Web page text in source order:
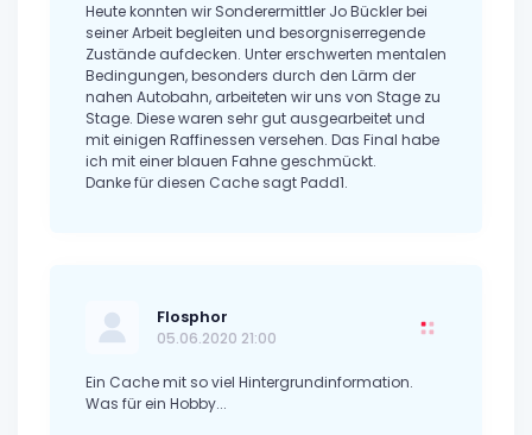
Heute konnten wir Sonderermittler Jo Bückler bei
seiner Arbeit begleiten und besorgniserregende
Zustände aufdecken. Unter erschwerten mentalen
Bedingungen, besonders durch den Lärm der
nahen Autobahn, arbeiteten wir uns von Stage zu
Stage. Diese waren sehr gut ausgearbeitet und
mit einigen Raffinessen versehen. Das Final habe
ich mit einer blauen Fahne geschmückt.
Danke für diesen Cache sagt Padd1.
Flosphor
05.06.2020 21:00
Ein Cache mit so viel Hintergrundinformation.
Was für ein Hobby...